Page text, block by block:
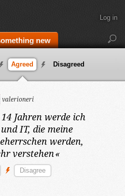
new
Log in
Agreed Disagreed
valerioneri
Jahren werde ich
IT, die meine
werden,
verstehen«